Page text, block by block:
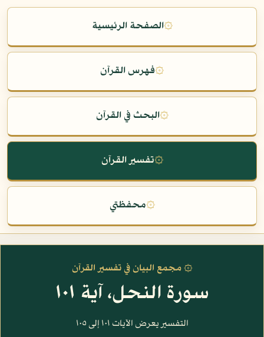
۞الصفحة الرئيسية
۞فهرس القرآن
۞البحث في القرآن
۞تفسير القرآن
۞محفظتي
۞ مجمع البيان في تفسير القرآن
سورة النحل، آية ١٠١
التفسير يعرض الآيات ١٠١ إلى ١٠٥